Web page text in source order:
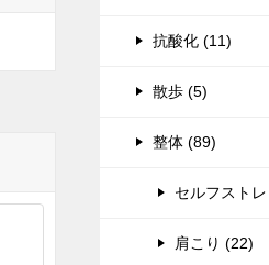
抗酸化 (11)
散歩 (5)
整体 (89)
セルフスト
肩こり (22)